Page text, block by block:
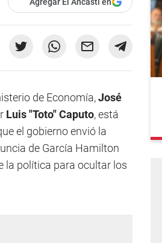
de Economía,José
Luis "Toto" Caputo, está
el gobierno envió la
de García Hamilton
la política para ocultar los